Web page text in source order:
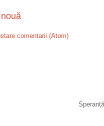
comentarii (Atom)